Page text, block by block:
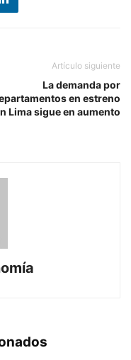
Artículo siguiente
La demanda por
en estreno
Lima sigue en aumento